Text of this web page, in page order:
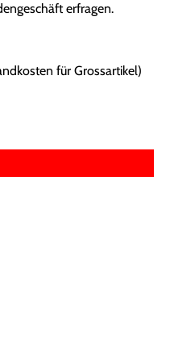
erfragen.
für Grossartikel)